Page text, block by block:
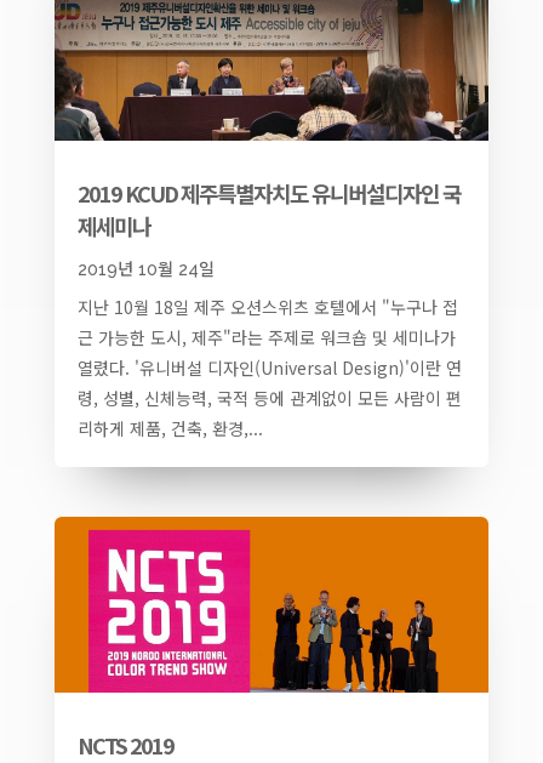
2019 KCUD 제주특별자치도 유니버설디자인 국
제세미나
2019년 10월 24일
지난 10월 18일 제주 오션스위츠 호텔에서 "누구나 접
근 가능한 도시, 제주"라는 주제로 워크숍 및 세미나가
열렸다. '유니버설 디자인(Universal Design)'이란 연
령, 성별, 신체능력, 국적 등에 관계없이 모든 사람이 편
리하게 제품, 건축, 환경,...
NCTS 2019